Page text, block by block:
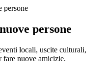
persone
persone
locali, uscite culturali,
fare nuove amicizie.